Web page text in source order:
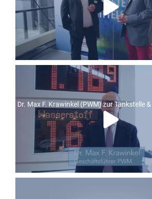
Dr. Max F. Krawinkel (PWM) zur Tankstelle